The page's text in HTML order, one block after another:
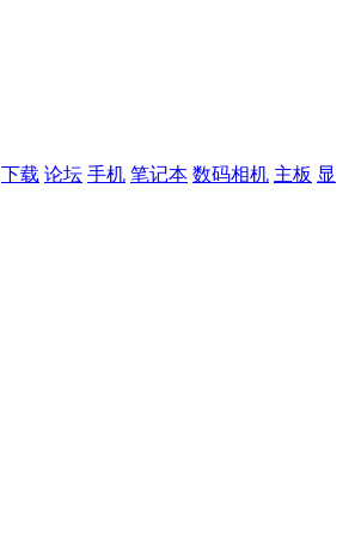
下载 论坛 手机 笔记本 数码相机 主板 显